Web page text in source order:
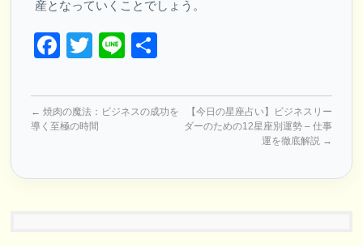
産となっていくことでしょう。
Facebook
Twitter
Line
← 焼肉の魔法：ビジネスの成功を
導く至極の時間
【今日の星座占い】ビジネスリー
ダーのための12星座別運勢 – 仕事
運を徹底解説 →